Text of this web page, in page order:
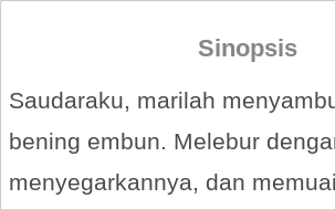
Sinopsis
Saudaraku, marilah
bening embun. Melebur
menyegarkannya, dan